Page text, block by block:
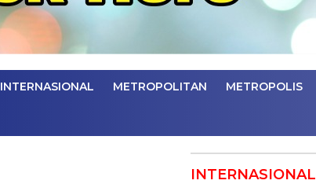
INTERNASIONAL METROPOLITAN METROPOLIS
INTERNASIONAL